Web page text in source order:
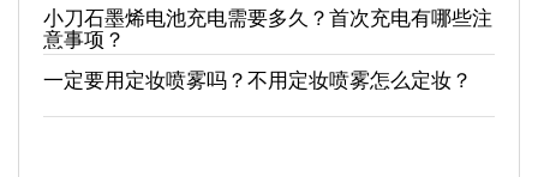
小刀石墨烯电池充电需要多久？首次充电有哪些注
意事项？
一定要用定妆喷雾吗？不用定妆喷雾怎么定妆？